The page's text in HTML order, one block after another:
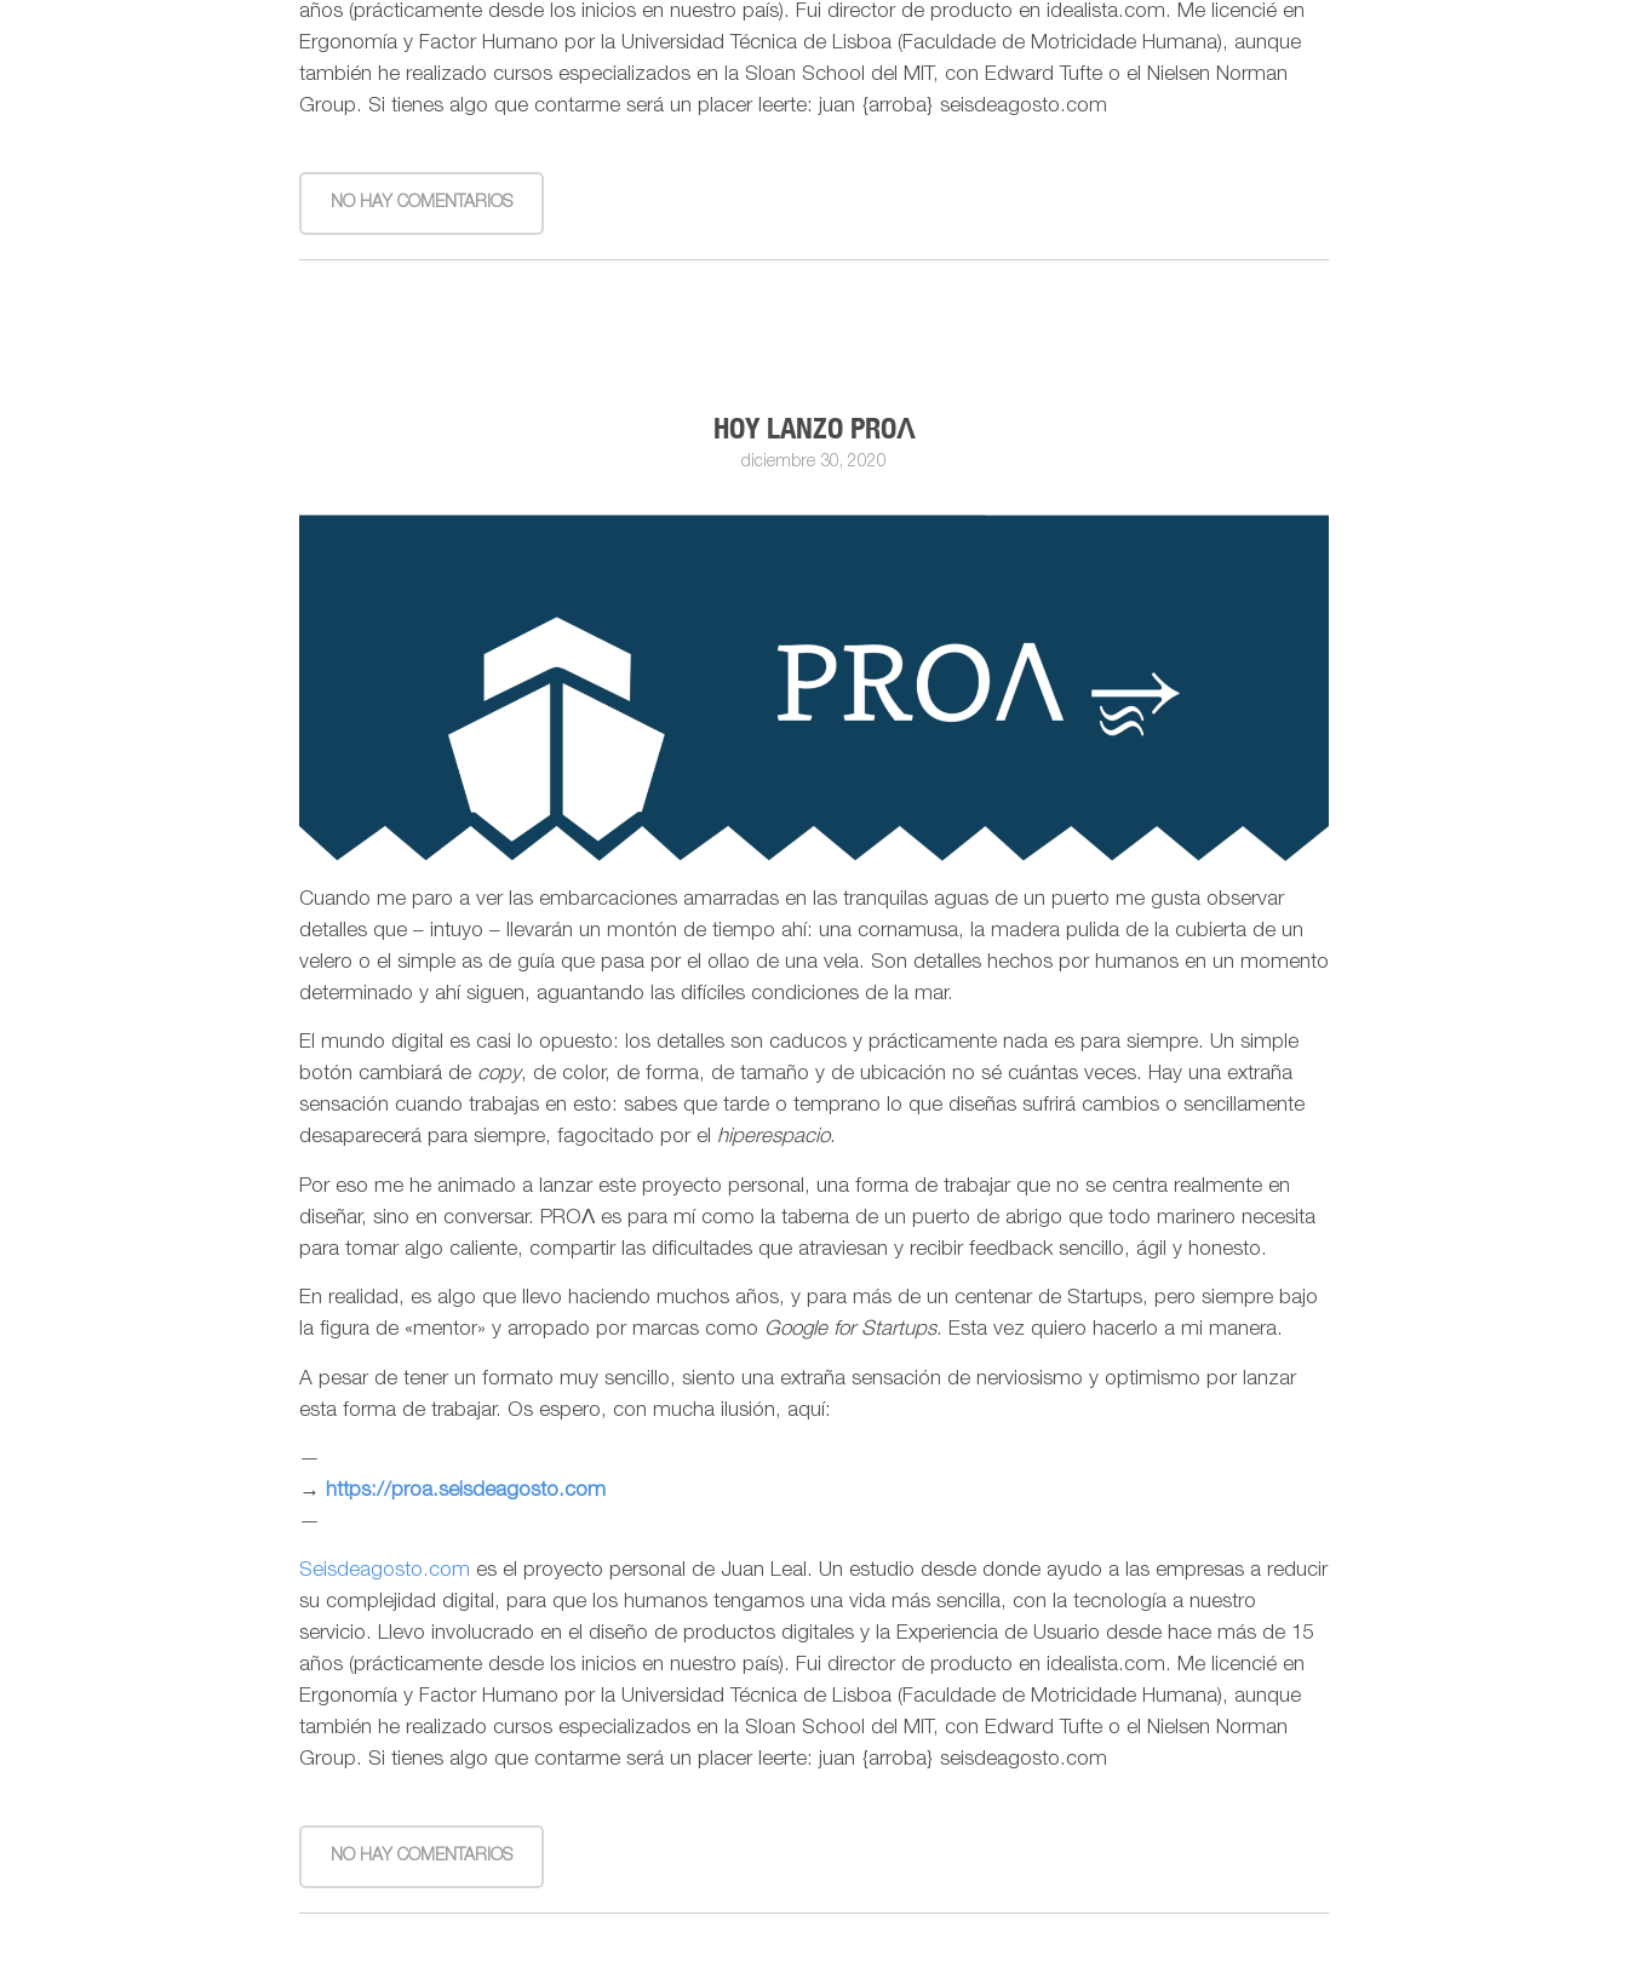
años (prácticamente desde los inicios en nuestro país). Fui director de producto en idealista.com. Me licencié en
Ergonomía y Factor Humano por la Universidad Técnica de Lisboa (Faculdade de Motricidade Humana), aunque
también he realizado cursos especializados en la Sloan School del MIT, con Edward Tufte o el Nielsen Norman
Group. Si tienes algo que contarme será un placer leerte: juan {arroba} seisdeagosto.com
NO HAY COMENTARIOS
HOY LANZO PROΛ
diciembre 30, 2020
Cuando me paro a ver las embarcaciones amarradas en las tranquilas aguas de un puerto me gusta observar
detalles que – intuyo – llevarán un montón de tiempo ahí: una cornamusa, la madera pulida de la cubierta de un
velero o el simple as de guía que pasa por el ollao de una vela. Son detalles hechos por humanos en un momento
determinado y ahí siguen, aguantando las difíciles condiciones de la mar.
El mundo digital es casi lo opuesto: los detalles son caducos y prácticamente nada es para siempre. Un simple
botón cambiará de copy, de color, de forma, de tamaño y de ubicación no sé cuántas veces. Hay una extraña
sensación cuando trabajas en esto: sabes que tarde o temprano lo que diseñas sufrirá cambios o sencillamente
desaparecerá para siempre, fagocitado por el hiperespacio.
Por eso me he animado a lanzar este proyecto personal, una forma de trabajar que no se centra realmente en
diseñar, sino en conversar. PROΛ es para mí como la taberna de un puerto de abrigo que todo marinero necesita
para tomar algo caliente, compartir las dificultades que atraviesan y recibir feedback sencillo, ágil y honesto.
En realidad, es algo que llevo haciendo muchos años, y para más de un centenar de Startups, pero siempre bajo
la figura de «mentor» y arropado por marcas como Google for Startups. Esta vez quiero hacerlo a mi manera.
A pesar de tener un formato muy sencillo, siento una extraña sensación de nerviosismo y optimismo por lanzar
esta forma de trabajar. Os espero, con mucha ilusión, aquí:
—
→ https://proa.seisdeagosto.com
—
Seisdeagosto.com es el proyecto personal de Juan Leal. Un estudio desde donde ayudo a las empresas a reducir
su complejidad digital, para que los humanos tengamos una vida más sencilla, con la tecnología a nuestro
servicio. Llevo involucrado en el diseño de productos digitales y la Experiencia de Usuario desde hace más de 15
años (prácticamente desde los inicios en nuestro país). Fui director de producto en idealista.com. Me licencié en
Ergonomía y Factor Humano por la Universidad Técnica de Lisboa (Faculdade de Motricidade Humana), aunque
también he realizado cursos especializados en la Sloan School del MIT, con Edward Tufte o el Nielsen Norman
Group. Si tienes algo que contarme será un placer leerte: juan {arroba} seisdeagosto.com
NO HAY COMENTARIOS